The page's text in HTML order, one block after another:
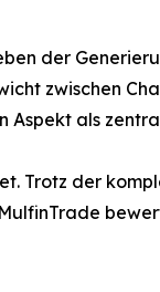
der
zwischen
als
Trotz der